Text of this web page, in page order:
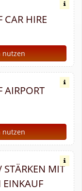
CAR HIRE
nutzen
AIRPORT
nutzen
STÄRKEN MIT
EINKAUF